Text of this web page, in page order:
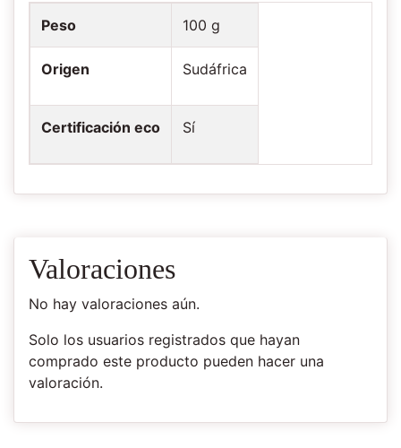
Peso 100 g
Origen Sudáfrica
Certificación eco Sí
Valoraciones
No hay valoraciones aún.
Solo los usuarios registrados que hayan
comprado este producto pueden hacer una
valoración.